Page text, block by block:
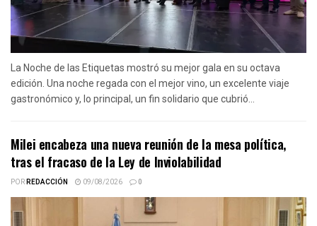
La Noche de las Etiquetas mostró su mejor gala en su octava
edición. Una noche regada con el mejor vino, un excelente viaje
gastronómico y, lo principal, un fin solidario que cubrió...
Milei encabeza una nueva reunión de la mesa política,
tras el fracaso de la Ley de Inviolabilidad
PORREDACCIÓN 09/08/2026 0